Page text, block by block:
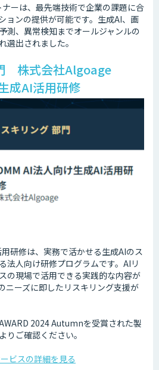
ーは、最先端技術で企業の課題に合
ョンの提供が可能です。生成AI、画
測、異常検知までオールジャンルの
選出されました。
株式会社Algoage
成AI活用研修
研修は、実務で活かせる生成AIのス
法人向け研修プログラムです。AIリ
の現場で活用できる実践的な内容が
ニーズに即したリスキリング支援が
2024 Autumnを受賞された製
りご確認ください。
ビスの詳細を見る